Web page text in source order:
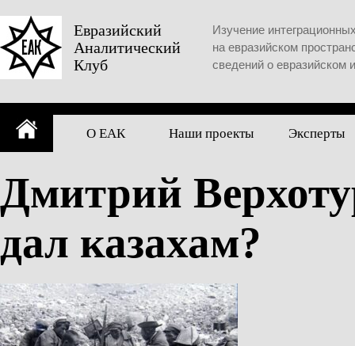
to
content
Евразийский
Аналитический
Клуб
Изучение
на евразийском
сведений о евразийском
О ЕАК Наши проекты Эксперты
Дмитрий
дал казахам?